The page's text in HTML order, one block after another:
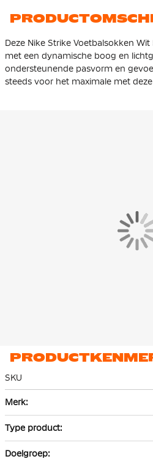
Deze Nike Strike Voetbalsokken
met een dynamische boog en
ondersteunende pasvorm en
steeds voor het maximale met
SKU
informatie